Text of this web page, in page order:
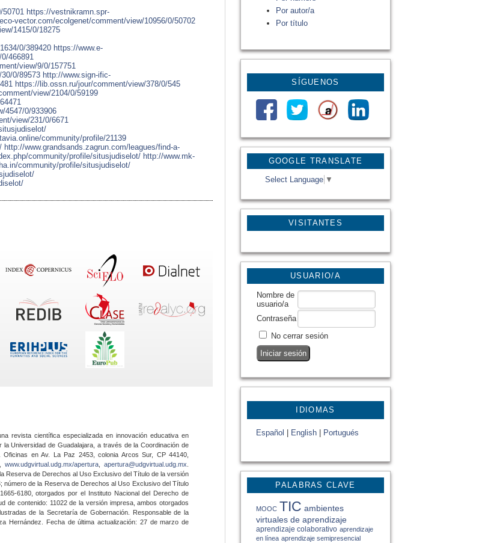
GOOGLE TRANSLATE
Select Language ▼
VISITANTES
Por autor/a
Por título
SÍGUENOS
USUARIO/A
Nombre de
usuario/a
Contraseña
No cerrar sesión
IDIOMAS
Español English Portugués
PALABRAS CLAVE
MOOC TIC ambientes
virtuales de aprendizaje
aprendizaje colaborativo aprendizaje
en línea aprendizaje semipresencial
https://vestnikramn.spr-
vector.com/ecolgenet/comment/view/10956/0/50702
1415/0/18275
0/389420 https://www.e-
466891
view/9/0/157751
0/89573 http://www.sign-ific-
https://lib.ossn.ru/jour/comment/view/378/0/545
view/2104/0/59199
4547/0/933906
view/231/0/6671
community/profile/21139
http://www.grandsands.zagrun.com/leagues/find-a-
community/profile/situsjudiselot/ http://www.mk-
community/profile/situsjudiselot/
revista científica especializada en innovación educativa en
Universidad de Guadalajara, a través de la Coordinación de
en Av. La Paz 2453, colonia Arcos Sur, CP 44140,
www.udgvirtual.udg.mx/apertura apertura@udgvirtual.udg.mx
Reserva de Derechos al Uso Exclusivo del Título de la versión
número de la Reserva de Derechos al Uso Exclusivo del Título
6180, otorgados por el Instituto Nacional del Derecho de
de contenido: 11022 de la versión impresa, ambos otorgados
de la Secretaría de Gobernación. Responsable de la
Hernández. Fecha de última actualización: 27 de marzo de